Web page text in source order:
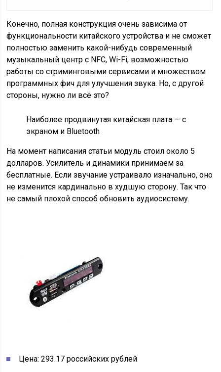
Конечно, полная конструкция очень зависима от
функциональности китайского устройства и не сможет
полностью заменить какой-нибудь современный
музыкальный центр с NFC, Wi-Fi, возможностью
работы со стриминговыми сервисами и множеством
программных фич для улучшения звука. Но, с другой
стороны, нужно ли всё это?
Наиболее продвинутая китайская плата — с
экраном и Bluetooth
На момент написания статьи модуль стоил около 5
долларов. Усилитель и динамики принимаем за
бесплатные. Если звучание устраивало изначально, оно
не изменится кардинально в худшую сторону. Так что
не самый плохой способ обновить аудиосистему.
Цена: 293.17 российских рублей